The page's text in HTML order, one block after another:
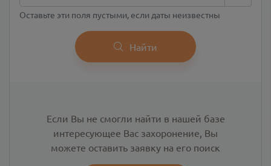
Оставьте эти поля пустыми, если даты неизвестны
Найти
Если Вы не смогли найти в нашей базе
интересующее Вас захоронение, Вы
можете оставить заявку на его поиск